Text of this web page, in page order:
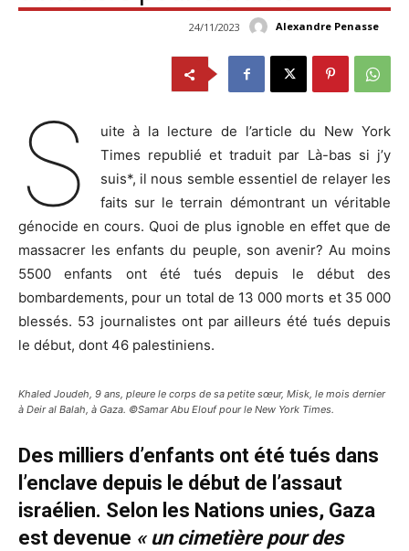
Alexandre Penasse
24/11/2023
S
uite à la lecture de l’article du New York
Times republié et traduit par Là-bas si j’y
suis*, il nous semble essentiel de relayer les
faits sur le terrain démontrant un véritable
génocide en cours. Quoi de plus ignoble en effet que de
massacrer les enfants du peuple, son avenir? Au moins
5500 enfants ont été tués depuis le début des
bombardements, pour un total de 13 000 morts et 35 000
blessés. 53 journalistes ont par ailleurs été tués depuis
le début, dont 46 palestiniens.
Khaled Joudeh, 9 ans, pleure le corps de sa petite sœur, Misk, le mois dernier
à Deir al Balah, à Gaza. ©Samar Abu Elouf pour le New York Times.
Des milliers d’enfants ont été tués dans
l’enclave depuis le début de l’assaut
israélien. Selon les Nations unies, Gaza
est devenue « un cimetière pour des